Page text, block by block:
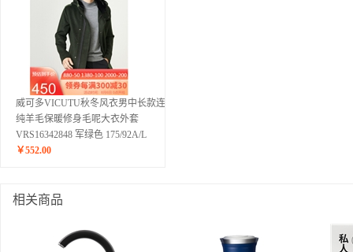
威可多VICUTU秋冬风衣男中长款连帽
纯羊毛保暖修身毛呢大衣外套
VRS16342848 军绿色 175/92A/L
￥552.00